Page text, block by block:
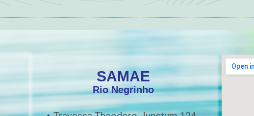
SAMAE
Rio Negrinho